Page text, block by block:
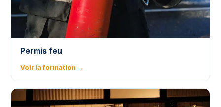
Permis feu
Voir la formation →